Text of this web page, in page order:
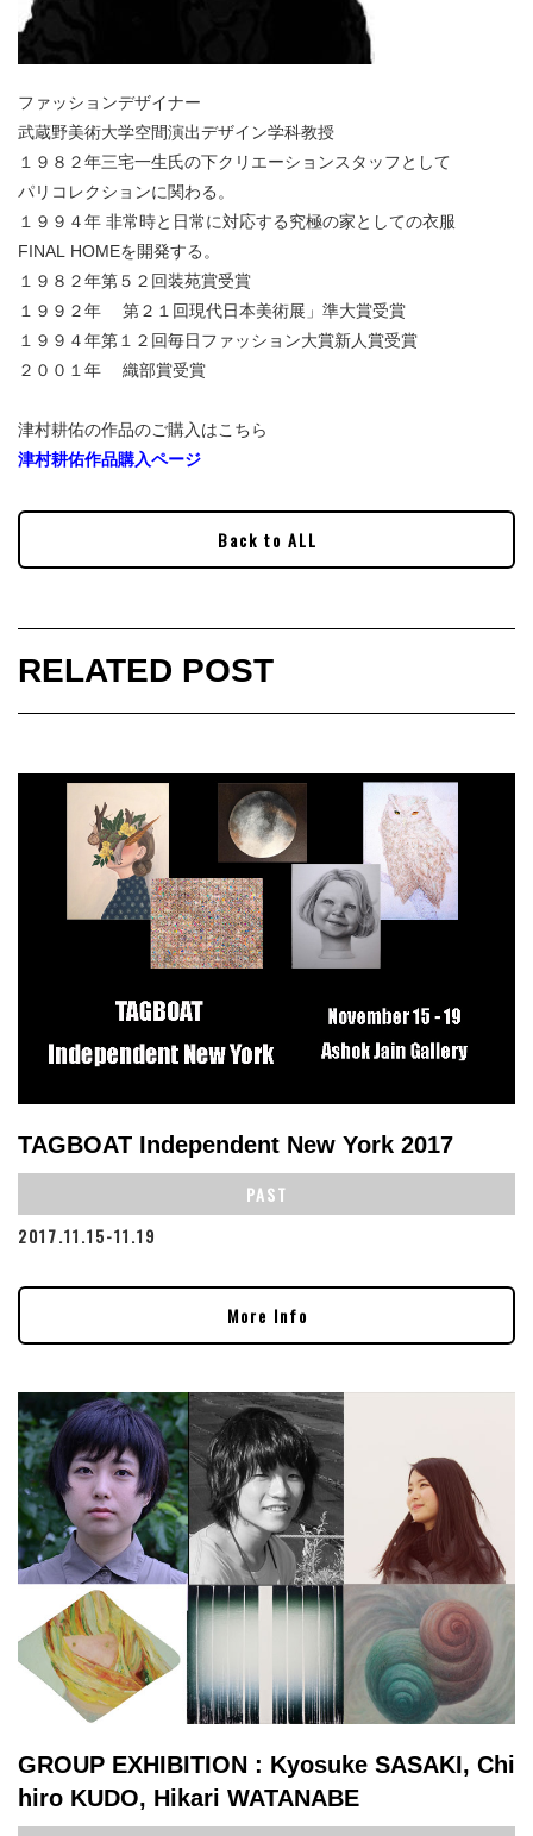
ファッションデザイナー
武蔵野美術大学空間演出デザイン学科教授
１９８２年三宅一生氏の下クリエーションスタッフとして
パリコレクションに関わる。
１９９４年 非常時と日常に対応する究極の家としての衣服
FINAL HOMEを開発する。
１９８２年第５２回装苑賞受賞
１９９２年 第２１回現代日本美術展」準大賞受賞
１９９４年第１２回毎日ファッション大賞新人賞受賞
２００１年 織部賞受賞
津村耕佑の作品のご購入はこちら
津村耕佑作品購入ページ
Back to ALL
RELATED POST
TAGBOAT Independent New York 2017
PAST
2017.11.15-11.19
More Info
GROUP EXHIBITION : Kyosuke SASAKI, Chi
hiro KUDO, Hikari WATANABE